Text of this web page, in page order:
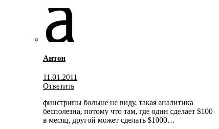
Антон
11.01.2011
Ответить
финстрипы больше не виду, такая аналитика
бесполезна, потому что там, где один сделает $100
в месяц, другой может сделать $1000…